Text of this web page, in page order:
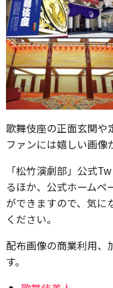
歌舞伎座の正面玄関や
ファンには嬉しい画像
「松竹演劇部」公式
るほか、公式ホームペ
ができますので、気に
ください。
配布画像の商業利用、
す。